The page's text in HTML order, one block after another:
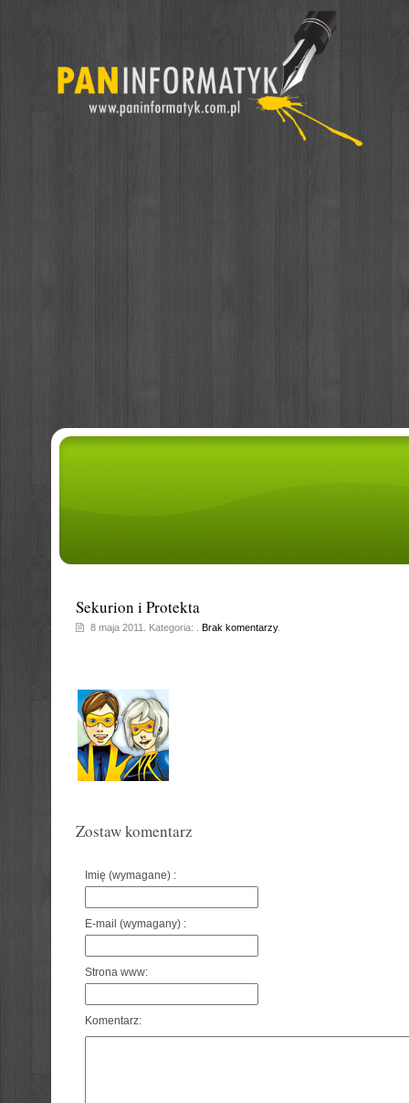
Sekurion i Protekta
8 maja 2011. Kategoria: . Brak komentarzy.
Zostaw komentarz
Imię (wymagane) :
E-mail (wymagany) :
Strona www:
Komentarz: